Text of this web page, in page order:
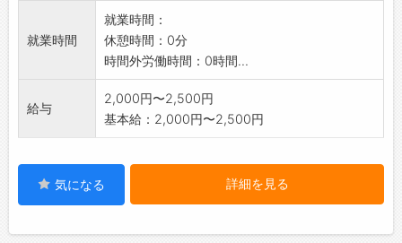
就業時間
就業時間：
休憩時間：0分
時間外労働時間：0時間...
給与
2,000円〜2,500円
基本給：2,000円〜2,500円
気になる 詳細を見る